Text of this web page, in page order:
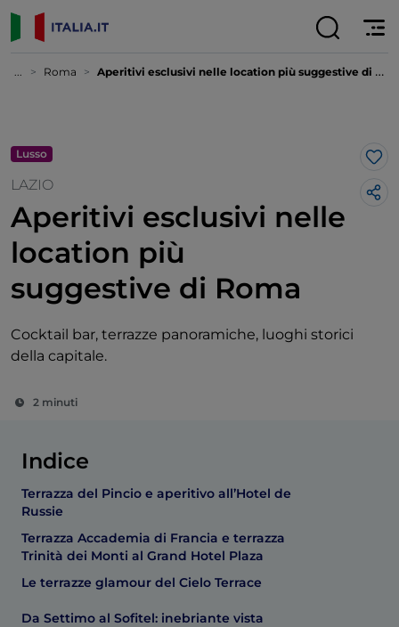
... Roma Aperitivi esclusivi nelle location più suggestive di Roma
Lusso
LAZIO
Aperitivi esclusivi nelle
location più
suggestive di Roma
Cocktail bar, terrazze panoramiche, luoghi storici
della capitale.
2 minuti
Indice
Terrazza del Pincio e aperitivo all’Hotel de
Russie
Terrazza Accademia di Francia e terrazza
Trinità dei Monti al Grand Hotel Plaza
Le terrazze glamour del Cielo Terrace
Da Settimo al Sofitel: inebriante vista